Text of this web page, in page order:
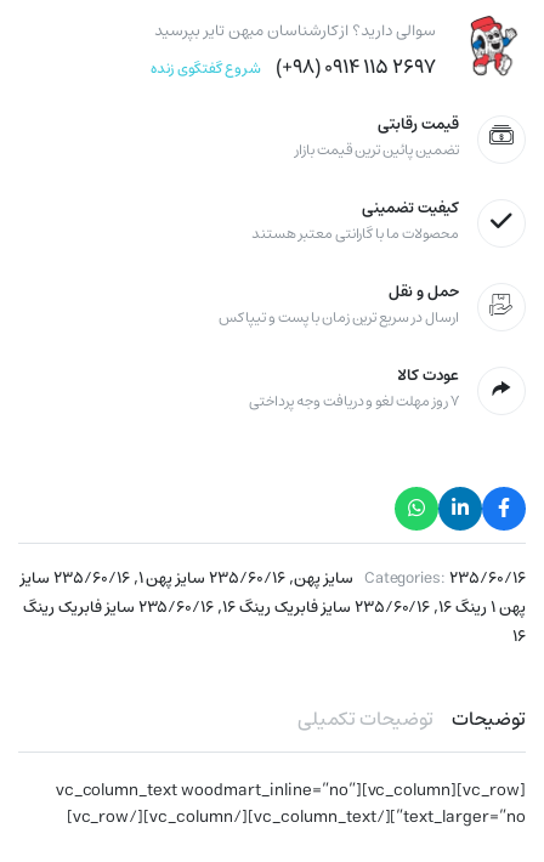
سوالی دارید؟ از کارشناسان میهن تایر بپرسید
۲۶۹۷ ۱۱۵ ۰۹۱۴ (۹۸+) شروع گفتگوی زنده
قیمت رقابتی
تضمین پائین ترین قیمت بازار
کیفیت تضمینی
محصولات ما با گارانتی معتبر هستند
حمل و نقل
ارسال در سریع ترین زمان با پست و تیپاکس
عودت کالا
۷ روز مهلت لغو و دریافت وجه پرداختی
Categories:۲۳۵/۶۰/۱۶ سایز پهن ,۲۳۵/۶۰/۱۶ سایز پهن ۱ ,
۲۳۵/۶۰/۱۶ سایز
پهن ۱ رینگ ۱۶
,۲۳۵/۶۰/۱۶ سایز فابریک رینگ ۱۶ ,
۲۳۵/۶۰/۱۶ سایز فابریک رینگ
۱۶
توضیحات توضیحات تکمیلی
[vc_row][vc_column][vc_column_text woodmart_inline=”no”
text_larger=”no”][/vc_column_text][/vc_column][/vc_row]